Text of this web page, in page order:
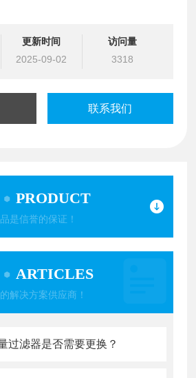
更新时间
2025-09-02
访问量
3318
联系我们
PRODUCT
是信誉的保证！
ARTICLES
解决方案供应商！
过滤器是否需要更换？